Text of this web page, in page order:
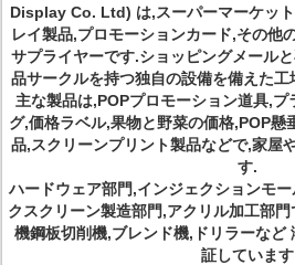
Display Co. Ltd) は,スーパーマーケッ
レイ製品,プロモーションカード,その他
サプライヤーです.ショッピングメール
品サークルを持つ独自の設備を備えた
主な製品は,POPプロモーション道具,プ
グ,価格ラベル,果物と野菜の価格,POP懸
品,スクリーンプリント製品などで,家屋
す.
ハードウェア部門,インジェクションモ
クスクリーン製造部門,アクリル加工部
機鋼板切削機,ブレンド機,ドリラーなど
証しています